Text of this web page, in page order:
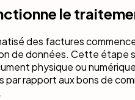
le
des factures
de données. Cette étape
physique ou
rapport aux bons de